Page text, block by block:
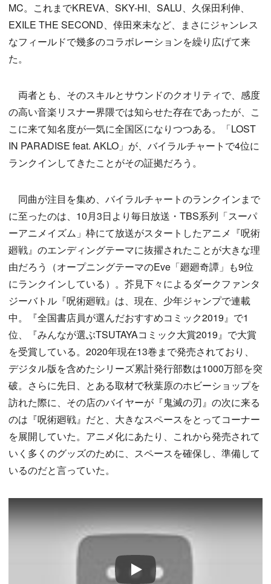
MC。これまでKREVA、SKY-HI、SALU、久保田利伸、
EXILE THE SECOND、倖田來未など、まさにジャンレス
なフィールドで幾多のコラボレーションを繰り広げて来
た。
両者とも、そのスキルとサウンドのクオリティで、感度
の高い音楽リスナー界隈では知らせた存在であったが、こ
こに来て知名度が一気に全国区になりつつある。「LOST
IN PARADISE feat. AKLO」が、バイラルチャートで4位に
ランクインしてきたことがその証拠だろう。
同曲が注目を集め、バイラルチャートのランクインまで
に至ったのは、10月3日より毎日放送・TBS系列「スーパ
ーアニメイズム」枠にて放送がスタートしたアニメ『呪術
廻戦』のエンディングテーマに抜擢されたことが大きな理
由だろう（オープニングテーマのEve「廻廻奇譚」も9位
にランクインしている）。芥見下々によるダークファンタ
ジーバトル『呪術廻戦』は、現在、少年ジャンプで連載
中。『全国書店員が選んだおすすめコミック2019』で1
位、『みんなが選ぶTSUTAYAコミック大賞2019』で大賞
を受賞している。2020年現在13巻まで発売されており、
デジタル版を含めたシリーズ累計発行部数は1000万部を突
破。さらに先日、とある取材で秋葉原のホビーショップを
訪れた際に、その店のバイヤーが『鬼滅の刃』の次に来る
のは『呪術廻戦』だと、大きなスペースをとってコーナー
を展開していた。アニメ化にあたり、これから発売されて
いく多くのグッズのために、スペースを確保し、準備して
いるのだと言っていた。
Play